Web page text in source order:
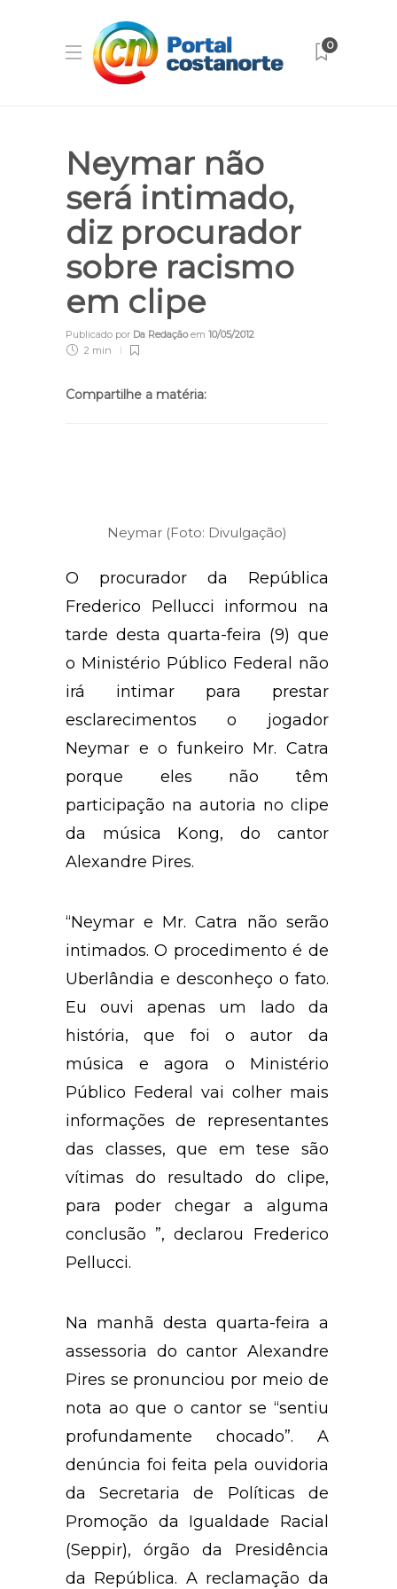
0
Neymar não
será intimado,
diz procurador
sobre racismo
em clipe
Publicado por Da Redaçãoem 10/05/2012
2 min
Compartilhe a matéria:
Neymar (Foto: Divulgação)
O procurador da República
Frederico Pellucci informou na
tarde desta quarta-feira (9) que
o Ministério Público Federal não
irá intimar para prestar
esclarecimentos o jogador
Neymar e o funkeiro Mr. Catra
porque eles não têm
participação na autoria no clipe
da música Kong, do cantor
Alexandre Pires.
“Neymar e Mr. Catra não serão
intimados. O procedimento é de
Uberlândia e desconheço o fato.
Eu ouvi apenas um lado da
história, que foi o autor da
música e agora o Ministério
Público Federal vai colher mais
informações de representantes
das classes, que em tese são
vítimas do resultado do clipe,
para poder chegar a alguma
conclusão ”, declarou Frederico
Pellucci.
Na manhã desta quarta-feira a
assessoria do cantor Alexandre
Pires se pronunciou por meio de
nota ao que o cantor se “sentiu
profundamente chocado”. A
denúncia foi feita pela ouvidoria
da Secretaria de Políticas de
Promoção da Igualdade Racial
(Seppir), órgão da Presidência
da República. A reclamação da